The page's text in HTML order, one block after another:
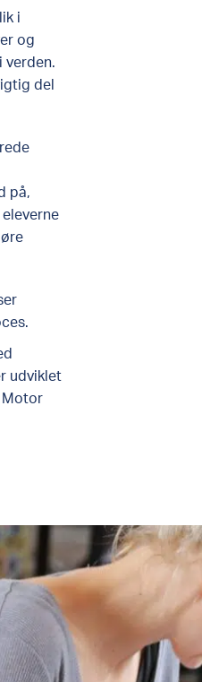
i
og
verden.
del
på,
eleverne
udviklet
Motor